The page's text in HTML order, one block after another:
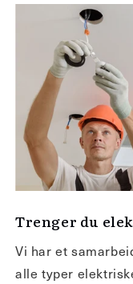
Trenger du
Vi har et
alle typer